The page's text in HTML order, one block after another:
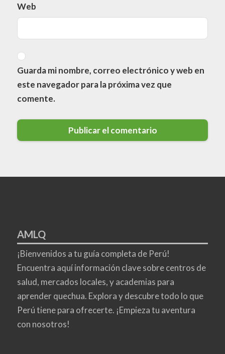
Web
Guarda mi nombre, correo electrónico y web en
este navegador para la próxima vez que
comente.
AMLQ
¡Bienvenidos a tu guía completa de Perú!
Encuentra aquí información clave sobre centros de
salud, mercados locales, y academias para
aprender quechua. Explora y descubre todo lo que
Perú tiene para ofrecerte. ¡Empieza tu aventura
con nosotros!